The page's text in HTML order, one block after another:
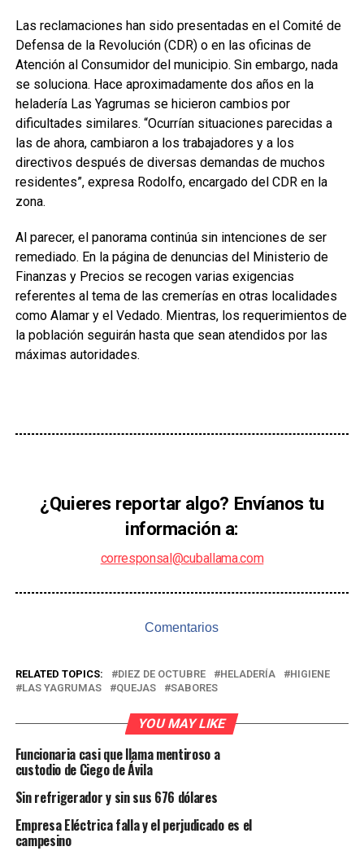
Las reclamaciones han sido presentadas en el Comité de
Defensa de la Revolución (CDR) o en las oficinas de
Atención al Consumidor del municipio. Sin embargo, nada
se soluciona. Hace aproximadamente dos años en la
heladería Las Yagrumas se hicieron cambios por
dificultades similares. “Ocurrían situaciones parecidas a
las de ahora, cambiaron a los trabajadores y a los
directivos después de diversas demandas de muchos
residentes”, expresa Rodolfo, encargado del CDR en la
zona.
Al parecer, el panorama continúa sin intenciones de ser
remediado. En la página de denuncias del Ministerio de
Finanzas y Precios se recogen varias exigencias
referentes al tema de las cremerías en otras localidades
como Alamar y el Vedado. Mientras, los requerimientos de
la población seguirán hasta que sean atendidos por las
máximas autoridades.
¿Quieres reportar algo? Envíanos tu
información a:
corresponsal@cuballama.com
Comentarios
RELATED TOPICS: DIEZ DE OCTUBRE HELADERÍA
HIGIENE
LAS YAGRUMAS
QUEJAS SABORES
YOU MAY LIKE
Funcionaria casi que llama mentiroso a
custodio de Ciego de Ávila
Sin refrigerador y sin sus 676 dólares
Empresa Eléctrica falla y el perjudicado es el
campesino